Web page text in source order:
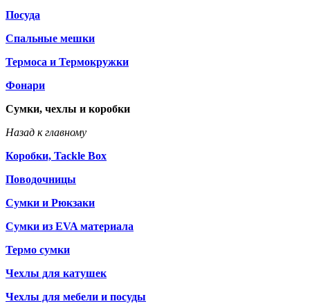
Посуда
Спальные мешки
Термоса и Термокружки
Фонари
Сумки, чехлы и коробки
Назад к главному
Коробки, Tackle Box
Поводочницы
Сумки и Рюкзаки
Сумки из EVA материала
Термо сумки
Чехлы для катушек
Чехлы для мебели и посуды